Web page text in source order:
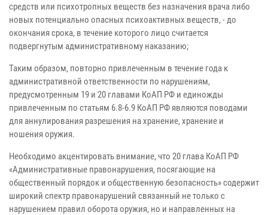
средств или психотропных веществ без назначения врача либо
новых потенциально опасных психоактивных веществ, - до
окончания срока, в течение которого лицо считается
подвергнутым административному наказанию;
Таким образом, повторно привлеченным в течение года к
административной ответственности по нарушениям,
предусмотренным 19 и 20 главами КоАП РФ и единожды
привлеченным по статьям 6.8-6.9 КоАП РФ являются поводами
для аннулирования разрешения на хранение, хранение и
ношения оружия.
Необходимо акцентировать внимание, что 20 глава КоАП РФ
«Административные правонарушения, посягающие на
общественный порядок и общественную безопасность» содержит
широкий спектр правонарушений связанный не только с
нарушением правил оборота оружия, но и направленных на